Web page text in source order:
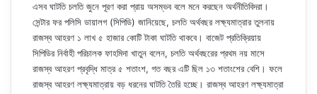
এসব ঘাটতি চলতি জুনে পূরণ করা প্রায় অসম্ভব বলে মনে করছেন অর্থনীতিবিদরা।
সেন্টার ফর পলিসি ডায়ালগ (সিপিডি) জানিয়েছে, চলতি অর্থবছর লক্ষ্যমাত্রার তুলনায়
রাজস্ব আহরণ ১ লাখ ৫ হাজার কোটি টাকা ঘাটতি থাকবে। বাজেট প্রতিক্রিয়ায়
সিপিডির নির্বাহী পরিচালক ফাহমিদা খাতুন বলেন, চলতি অর্থবছরের প্রথম নয় মাসে
রাজস্ব আহরণ প্রবৃদ্ধি মাত্র ৫ শতাংশ, গত বছর এটি ছিল ১৩ শতাংশের বেশি। ফলে
রাজস্ব আহরণ লক্ষ্যমাত্রায় বড় ধরনের ঘাটতি তৈরি হচ্ছে। রাজস্ব আহরণ লক্ষ্যমাত্রা